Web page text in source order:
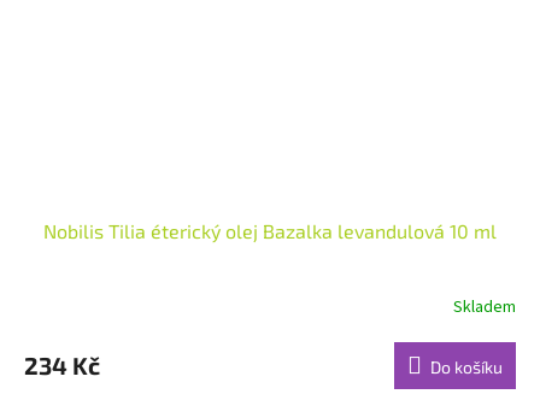
Nobilis Tilia éterický olej Bazalka levandulová 10 ml
produktu
je
Skladem
234 Kč Do košíku